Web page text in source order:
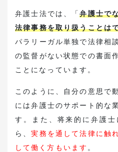
弁護士法では、「弁護士で
法律事務を取り扱うことは
パラリーガル単独で法律相
の監督がない状態での書面
ことになっています。
このように、自分の意思で
には弁護士のサポート的な
す。また、将来的に弁護
ら、実務を通して法律に触
して働く方もいます 。